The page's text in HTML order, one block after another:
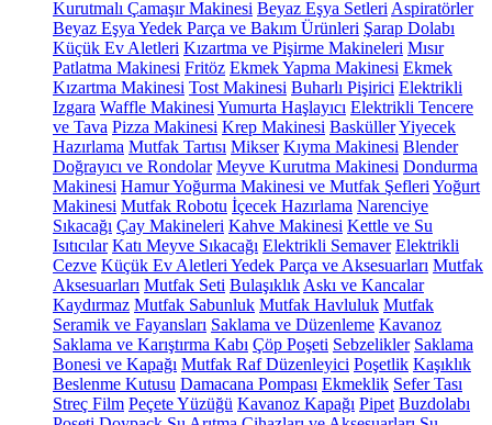
Kurutmalı Çamaşır Makinesi Beyaz Eşya Setleri Aspiratörler
Beyaz Eşya Yedek Parça ve Bakım Ürünleri Şarap Dolabı
Küçük Ev Aletleri Kızartma ve Pişirme Makineleri Mısır
Patlatma Makinesi Fritöz Ekmek Yapma Makinesi Ekmek
Kızartma Makinesi Tost Makinesi Buharlı Pişirici Elektrikli
Izgara Waffle Makinesi Yumurta Haşlayıcı Elektrikli Tencere
ve Tava Pizza Makinesi Krep Makinesi BasküllerYiyecek
Hazırlama Mutfak Tartısı Mikser Kıyma Makinesi Blender
Doğrayıcı ve Rondolar Meyve Kurutma Makinesi Dondurma
Makinesi Hamur Yoğurma Makinesi ve Mutfak Şefleri Yoğurt
Makinesi Mutfak Robotu İçecek Hazırlama Narenciye
Sıkacağı Çay Makineleri Kahve Makinesi Kettle ve Su
Isıtıcılar Katı Meyve Sıkacağı Elektrikli Semaver Elektrikli
Cezve Küçük Ev Aletleri Yedek Parça ve Aksesuarları Mutfak
Aksesuarları Mutfak Seti Bulaşıklık Askı ve Kancalar
Kaydırmaz Mutfak Sabunluk Mutfak Havluluk Mutfak
Seramik ve Fayansları Saklama ve Düzenleme Kavanoz
Saklama ve Karıştırma Kabı Çöp Poşeti Sebzelikler Saklama
Bonesi ve Kapağı Mutfak Raf Düzenleyici Poşetlik Kaşıklık
Beslenme Kutusu Damacana Pompası Ekmeklik Sefer Tası
Streç Film Peçete Yüzüğü Kavanoz Kapağı Pipet Buzdolabı